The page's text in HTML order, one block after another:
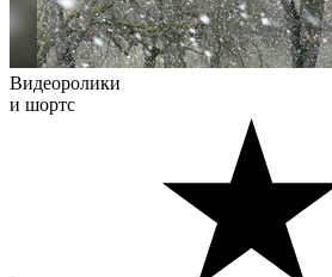
Видеоролики
и шортс